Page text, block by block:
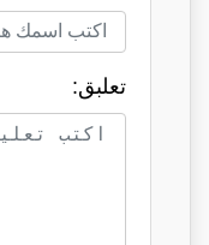
تعلبق: